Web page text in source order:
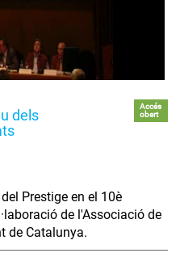
dels
Accés
obert
Prestige en el 10è
de l'Associació de
de Catalunya.